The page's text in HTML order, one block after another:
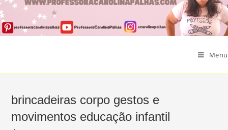
Menu
brincadeiras corpo gestos e
movimentos educação infantil